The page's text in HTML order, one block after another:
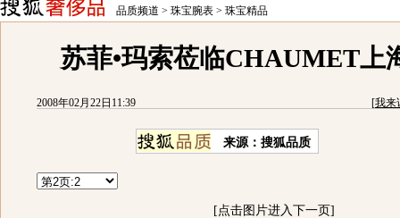
品质频道 > 珠宝腕表 > 珠宝精品
苏菲•玛索莅临CHAUMET上
2008年02月22日11:39 [我来
来源：搜狐品质
[点击图片进入下一页]